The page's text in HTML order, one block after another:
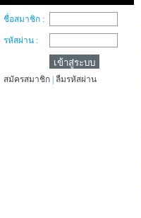
ชื่อสมาชิก :
รหัสผ่าน :
สมัครสมาชิก ลืมรหัสผ่าน